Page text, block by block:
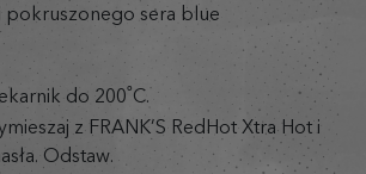
pokruszonego sera blue
do 200˚C.
z FRANK’S RedHot Xtra Hot i
Odstaw.